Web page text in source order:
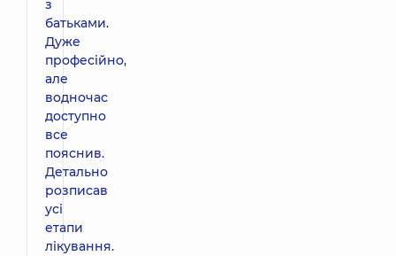
з
батьками.
Дуже
професійно,
але
водночас
доступно
все
пояснив.
Детально
розписав
усі
етапи
лікування.